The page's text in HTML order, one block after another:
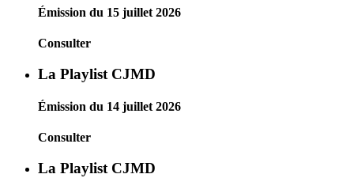
Émission du 15 juillet 2026
Consulter
La Playlist CJMD
Émission du 14 juillet 2026
Consulter
La Playlist CJMD